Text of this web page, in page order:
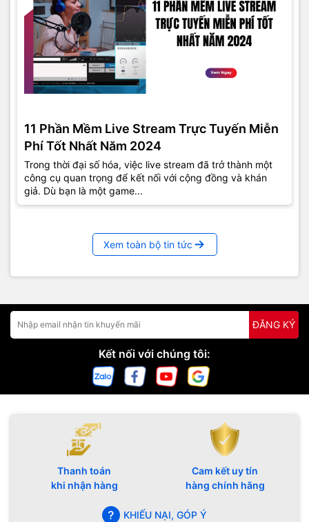
11 Phần Mềm Live Stream Trực Tuyến Miễn
Phí Tốt Nhất Năm 2024
Trong thời đại số hóa, việc live stream đã trở thành một
công cụ quan trọng để kết nối với cộng đồng và khán
giả. Dù bạn là một game...
Xem toàn bộ tin tức
ĐĂNG KÝ
Kết nối với chúng tôi:
Thanh toán
khi nhận hàng
Cam kết uy tín
hàng chính hãng
KHIẾU NẠI, GÓP Ý